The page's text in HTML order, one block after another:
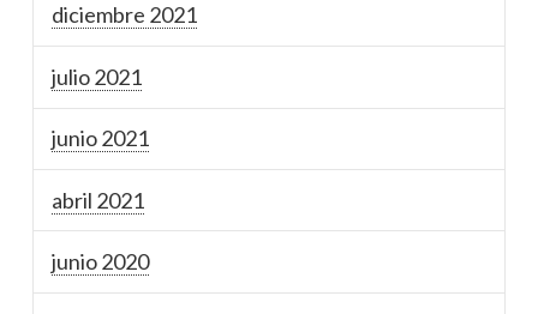
diciembre 2021
julio 2021
junio 2021
abril 2021
junio 2020